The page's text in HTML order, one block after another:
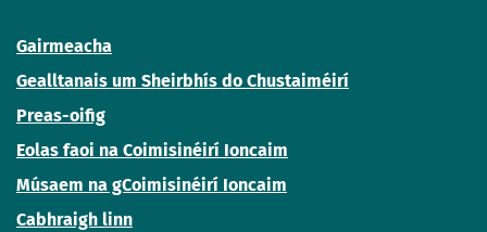
Gairmeacha
Gealltanais um Sheirbhís do Chustaiméirí
Preas-oifig
Eolas faoi na Coimisinéirí Ioncaim
Músaem na gCoimisinéirí Ioncaim
Cabhraigh linn